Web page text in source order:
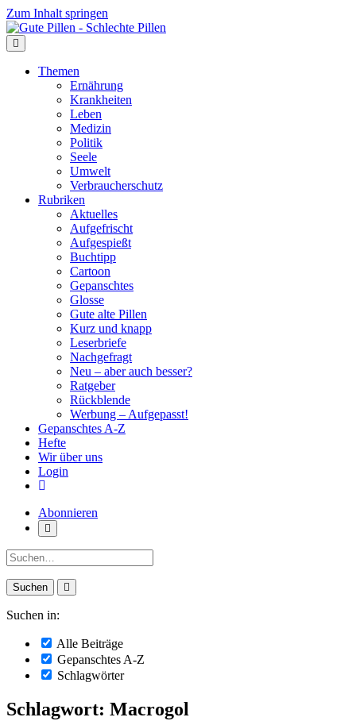
Zum Inhalt springen
Themen
Ernährung
Krankheiten
Leben
Medizin
Politik
Seele
Umwelt
Verbraucherschutz
Rubriken
Aktuelles
Aufgefrischt
Aufgespießt
Buchtipp
Cartoon
Gepanschtes
Glosse
Gute alte Pillen
Kurz und knapp
Leserbriefe
Nachgefragt
Neu – aber auch besser?
Ratgeber
Rückblende
Werbung – Aufgepasst!
Gepanschtes A-Z
Hefte
Wir über uns
Login
Abonnieren
Suche:
Suchen in:
Alle Beiträge
Gepanschtes A-Z
Schlagwörter
Schlagwort: Macrogol